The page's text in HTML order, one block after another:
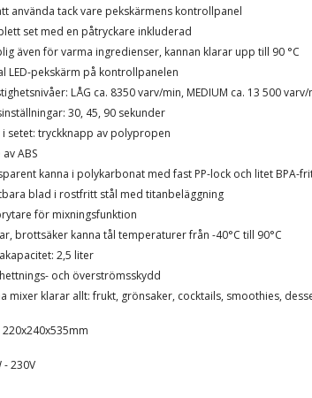
använda tack vare pekskärmens kontrollpanel
set med en påtryckare inkluderad
även för varma ingredienser, kannan klarar upp till 90 °C
LED-pekskärm på kontrollpanelen
LÅG ca. 8350 varv/min, MEDIUM ca. 13 500
30, 45, 90 sekunder
i setet: tryckknapp av polypropen
ABS
kanna i polykarbonat med fast PP-lock och litet BPA-
blad i rostfritt stål med titanbeläggning
för mixningsfunktion
brottsäker kanna tål temperaturer från -40°C till 90°C
2,5 liter
och överströmsskydd
mixer klarar allt: frukt, grönsaker, cocktails, smoothies,
220x240x535mm
- 230V